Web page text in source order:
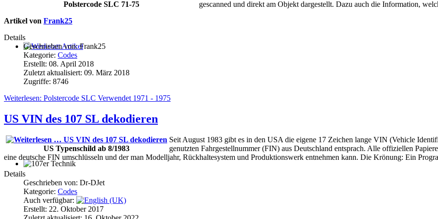
Werkstatt Artikel
107er Technik
Polstercode SLC 71-75
gescanned und direkt am Objekt dargestellt. Dazu auch die Information,
Artikel von Frank25
Details
Geschrieben von:Frank25
Kategorie: Codes
Erstellt: 08. April 2018
Zuletzt aktualisiert: 09. März 2018
Zugriffe: 8746
Weiterlesen: Polstercode SLC Verwendet 1971 - 1975
US VIN des 107 SL dekodieren
US Typenschild ab 8/1983
Seit August 1983 gibt es in den USA die eigene 17 Zeichen lange VIN (Vehicle
genutzten Fahrgestellnummer (FIN) aus Deutschland entsprach. Alle offiziellen
eine deutsche FIN umschlüsseln und der man Modelljahr, Rückhaltesystem und Produktionswerk entnehmen kann. Die Krönung: Ein
Details
Geschrieben von: Dr-DJet
Kategorie: Codes
Auch verfügbar:
Erstellt: 22. Oktober 2017